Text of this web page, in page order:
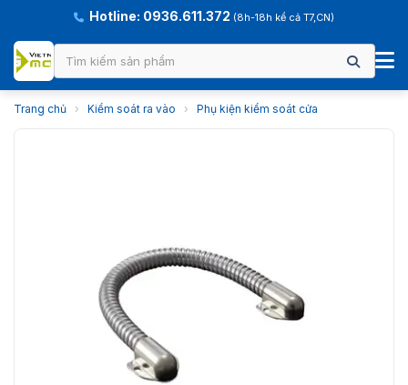
Hotline: 0936.611.372 (8h-18h kể cả T7,CN)
Trang chủ › Kiểm soát ra vào › Phụ kiện kiểm soát cửa